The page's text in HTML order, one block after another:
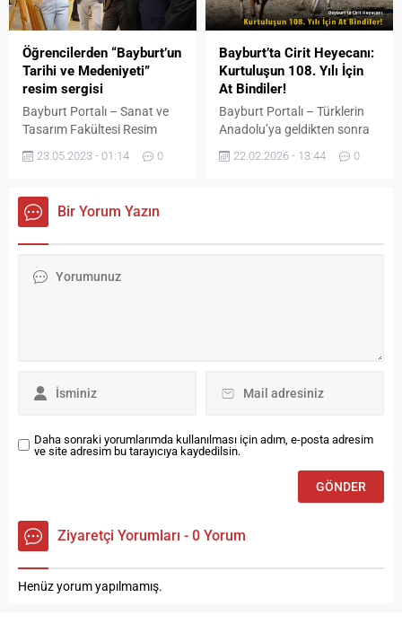
gerçekleşen yürüyüşe
şehrimizden 50 kişilik bir
heyet katıldı. İHH
tarafından 31 Mayıs
2015 Saat: 17.00’da Fatih
Camii’nden Mavi Marmara
şehitlerinin kabirlerinin yer
aldığı Edirnekapı Şehitliği’ne
“Özgür Kudüs Yürüyüşü”
senaryo milletimizin
basiretine çarparak tarihin
çöplüğüne atılmıştır” denildi.
Milletin, devletin tüm
kurumları ile birlikte verdiği
tarihin altın...
Öğrencilerden “Bayburt’un
Tarihi ve Medeniyeti”
resim sergisi
Bayburt Portalı – Sanat ve
Tasarım Fakültesi Resim
çalışmalarının yer aldığı
Medeniyeti” resim sergisi,
tarihi Taşhan Sanat
tarihi ve kültürel varlıklarını
sergisi, tarihe tanıklık eden...
23.05.2023 - 01:14 0
Bayburt’ta Cirit Heyecanı:
Kurtuluşun 108. Yılı İçin
At Bindiler!
Bayburt Portalı – Türklerin
Anadolu’ya geldikten sonra
savaş için talim olarak
22.02.2026 - 13:44 0
Bir Yorum Yazın
Daha sonraki yorumlarımda kullanılması için adım, e-posta adresim
ve site adresim bu tarayıcıya kaydedilsin.
Ziyaretçi Yorumları - 0 Yorum
Henüz yorum yapılmamış.